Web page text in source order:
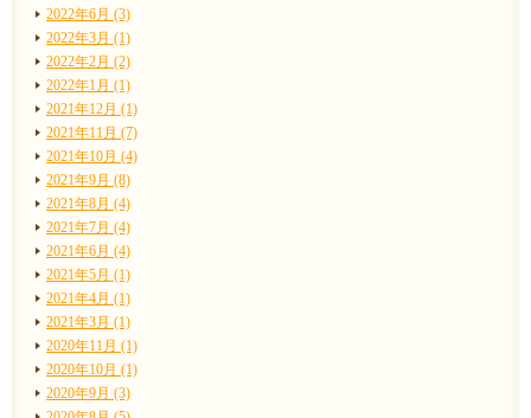
2022年6月 (3)
2022年3月 (1)
2022年2月 (2)
2022年1月 (1)
2021年12月 (1)
2021年11月 (7)
2021年10月 (4)
2021年9月 (8)
2021年8月 (4)
2021年7月 (4)
2021年6月 (4)
2021年5月 (1)
2021年4月 (1)
2021年3月 (1)
2020年11月 (1)
2020年10月 (1)
2020年9月 (3)